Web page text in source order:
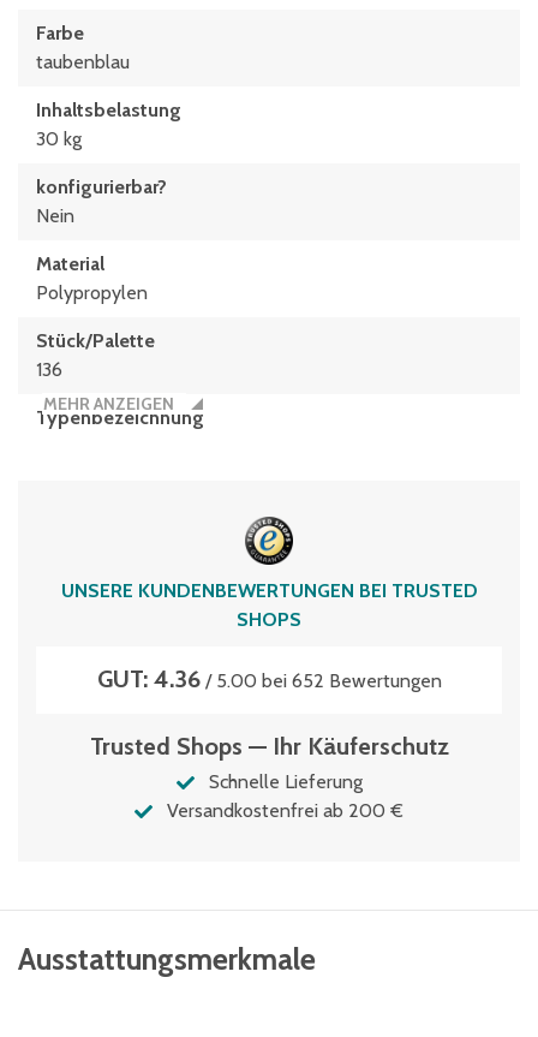
Farbe
taubenblau
Inhaltsbelastung
30 kg
konfigurierbar?
Nein
Material
Polypropylen
Stück/Palette
136
Typen­be­zeich­nung
MEHR ANZEIGEN
UNSERE KUNDENBEWERTUNGEN BEI TRUSTED
SHOPS
GUT: 4.36/ 5.00 bei 652 Bewertungen
Trusted Shops — Ihr Käuferschutz
Schnelle Lieferung
Versandkostenfrei ab 200 €
Ausstattungsmerkmale